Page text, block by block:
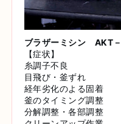
ブラザーミシン AKT
【症状】
糸調子不良
目飛び・釜ずれ
経年劣化のよる固着
釜のタイミング調整
分解調整・各部調整